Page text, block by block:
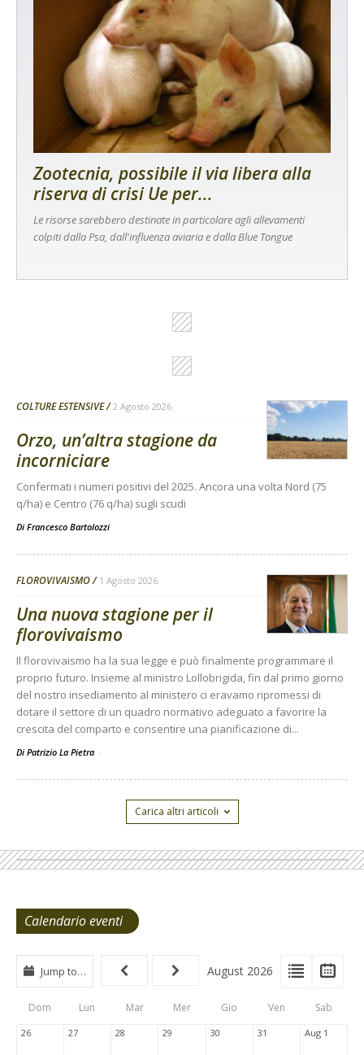
Zootecnia, possibile il via libera alla
riserva di crisi Ue per...
Le risorse sarebbero destinate in particolare agli allevamenti
colpiti dalla Psa, dall'influenza aviaria e dalla Blue Tongue
COLTURE ESTENSIVE 2 Agosto 2026
Orzo, un’altra stagione da
incorniciare
Confermati i numeri positivi del 2025. Ancora una volta Nord (75
q/ha) e Centro (76 q/ha) sugli scudi
Di Francesco Bartolozzi
FLOROVIVAISMO 1 Agosto 2026
Una nuova stagione per il
florovivaismo
Il florovivaismo ha la sua legge e può finalmente programmare il
proprio futuro. Insieme al ministro Lollobrigida, fin dal primo giorno
del nostro insediamento al ministero ci eravamo ripromessi di
dotare il settore di un quadro normativo adeguato a favorire la
crescita del comparto e consentire una pianificazione di...
Di Patrizio La Pietra -
Carica altri articoli
Calendario eventi
View
Type
Tabs
View
List
Jump to… August 2026
Dom Lun Mar Mer Gio Ven Sab
26 27 28 29 30 31 Aug 1